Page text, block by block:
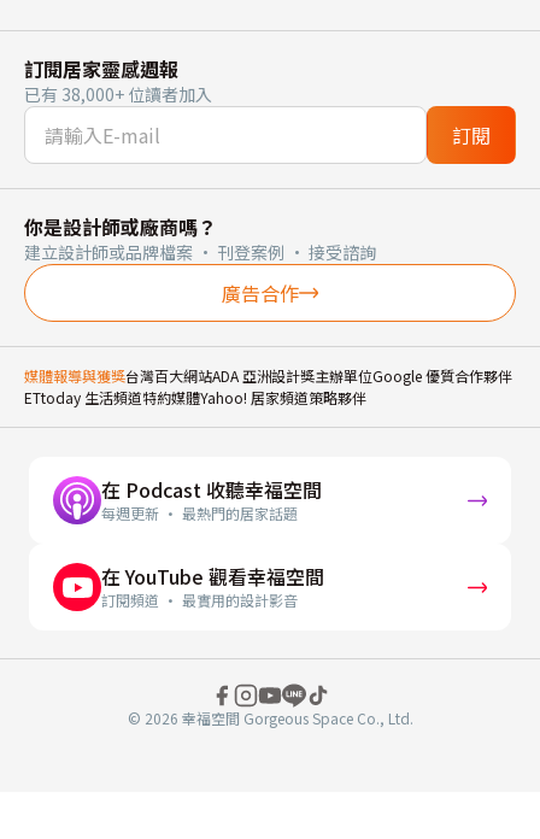
訂閱居家靈感週報
已有 38,000+ 位讀者加入
訂閱
你是設計師或廠商嗎？
建立設計師或品牌檔案 · 刊登案例 · 接受諮詢
廣告合作
媒體報導與獲獎台灣百大網站ADA 亞洲設計獎主辦單位Google 優質合作夥伴
ETtoday 生活頻道特約媒體Yahoo! 居家頻道策略夥伴
在 Podcast 收聽幸福空間
每週更新 · 最熱門的居家話題
在 YouTube 觀看幸福空間
訂閱頻道 · 最實用的設計影音
© 2026 幸福空間 Gorgeous Space Co., Ltd.